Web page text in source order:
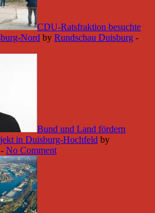
CDU-Ratsfraktion besuchte
Nord by Rundschau Duisburg -
Bund und Land fördern
in Duisburg-Hochfeld by
- No Comment